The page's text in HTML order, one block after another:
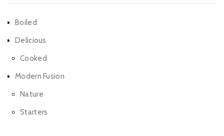
Boiled
Delicious
Cooked
Modern Fusion
Nature
Starters